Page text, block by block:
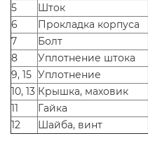
5
Шток
6
Прокладка корпуса
7
Болт
8
Уплотнение штока
9, 15 Уплотнение
10, 13 Крышка, маховик
11
Гайка
12
Шайба, винт